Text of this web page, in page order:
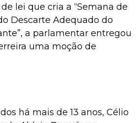
lei que cria a “Semana de
Descarte Adequado do
a parlamentar entregou
uma moção de
há mais de 13 anos, Célio